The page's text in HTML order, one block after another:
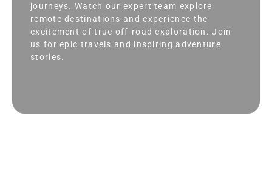
journeys. Watch our expert team explore
remote destinations and experience the
excitement of true off-road exploration. Join
us for epic travels and inspiring adventure
stories.